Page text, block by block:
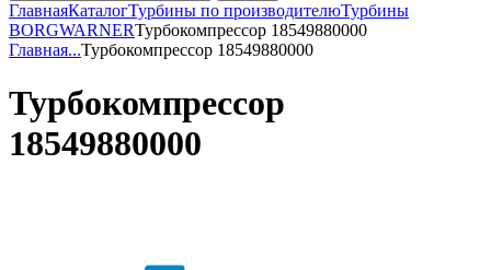
ГлавнаяКаталогТурбины по производителюТурбины
BORGWARNERТурбокомпрессор 18549880000
Главная...Турбокомпрессор 18549880000
Турбокомпрессор
18549880000